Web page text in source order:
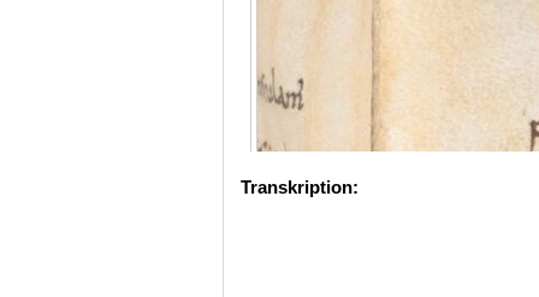
Transkription: